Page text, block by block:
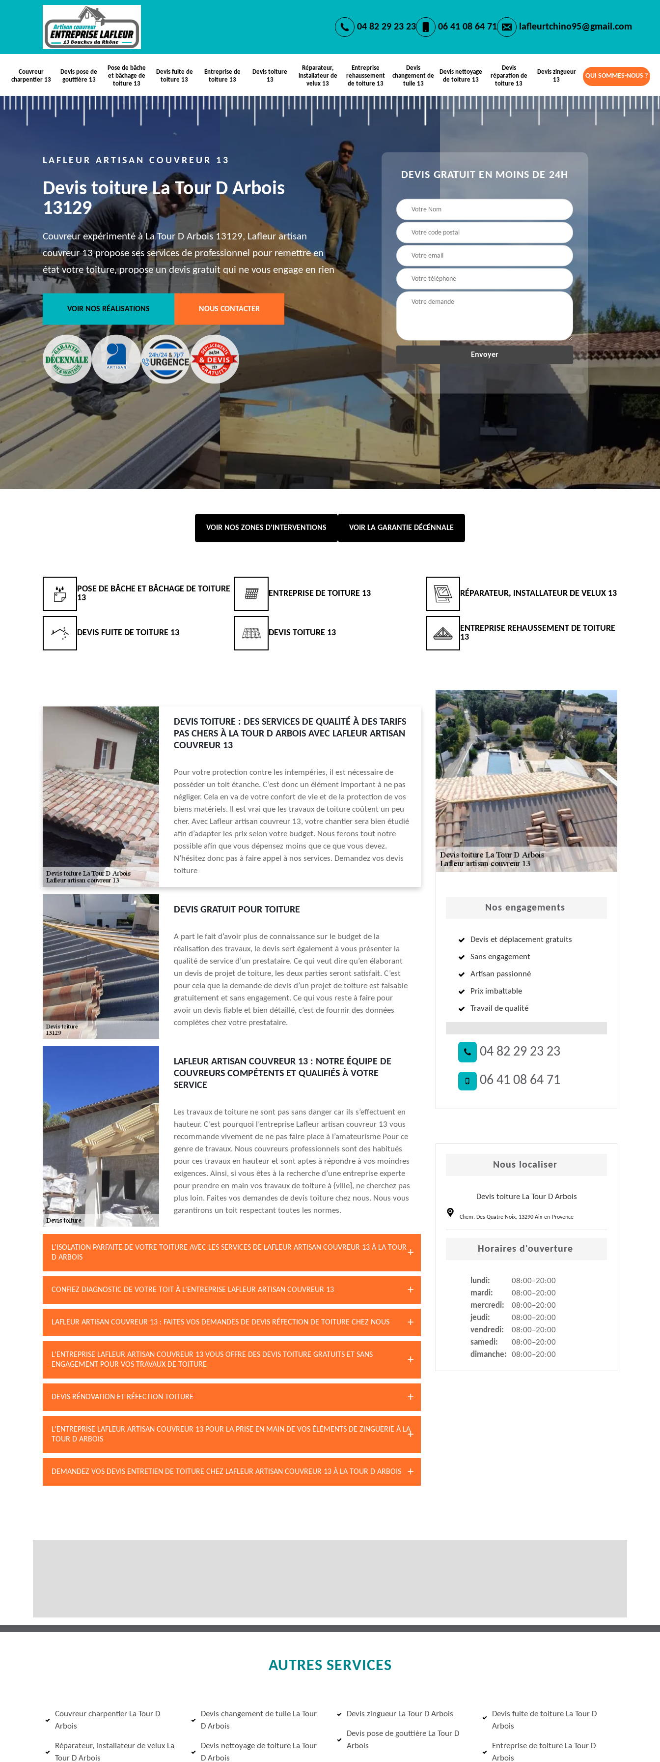
04 82 29 23 23 06 41 08 64 71 lafleurtchino95@gmail.com
Couvreur
charpentier 13
Devis pose de
gouttière 13
Pose de bâche
et bâchage de
toiture 13
Devis fuite de
toiture 13
Entreprise de
toiture 13
Devis toiture
13
Réparateur,
installateur de
velux 13
Entreprise
rehaussement
de toiture 13
Devis
changement de
tuile 13
Devis nettoyage
de toiture 13
Devis
réparation de
toiture 13
Devis zingueur
13
QUI SOMMES-NOUS ?
LAFLEUR ARTISAN COUVREUR 13
Devis toiture La Tour D Arbois
13129
Couvreur expérimenté à La Tour D Arbois 13129, Lafleur artisan
couvreur 13 propose ses services de professionnel pour remettre en
état votre toiture, propose un devis gratuit qui ne vous engage en rien
VOIR NOS RÉALISATIONS NOUS CONTACTER
DEVIS GRATUIT EN MOINS DE 24H
VOIR NOS ZONES D'INTERVENTIONS VOIR LA GARANTIE DÉCÉNNALE
POSE DE BÂCHE ET BÂCHAGE DE TOITURE
13
DEVIS FUITE DE TOITURE 13
ENTREPRISE DE TOITURE 13
DEVIS TOITURE 13
RÉPARATEUR, INSTALLATEUR DE VELUX 13
ENTREPRISE REHAUSSEMENT DE TOITURE
13
DEVIS TOITURE : DES SERVICES DE QUALITÉ À DES TARIFS
PAS CHERS À LA TOUR D ARBOIS AVEC LAFLEUR ARTISAN
COUVREUR 13
Pour votre protection contre les intempéries, il est nécessaire de
posséder un toit étanche. C’est donc un élément important à ne pas
négliger. Cela en va de votre confort de vie et de la protection de vos
biens matériels. Il est vrai que les travaux de toiture coûtent un peu
cher. Avec Lafleur artisan couvreur 13, votre chantier sera bien étudié
afin d’adapter les prix selon votre budget. Nous ferons tout notre
possible afin que vous dépensez moins que ce que vous devez.
N’hésitez donc pas à faire appel à nos services. Demandez vos devis
toiture
DEVIS GRATUIT POUR TOITURE
A part le fait d’avoir plus de connaissance sur le budget de la
réalisation des travaux, le devis sert également à vous présenter la
qualité de service d’un prestataire. Ce qui veut dire qu’en élaborant
un devis de projet de toiture, les deux parties seront satisfait. C’est
pour cela que la demande de devis d’un projet de toiture est faisable
gratuitement et sans engagement. Ce qui vous reste à faire pour
avoir un devis fiable et bien détaillé, c’est de fournir des données
complètes chez votre prestataire.
LAFLEUR ARTISAN COUVREUR 13 : NOTRE ÉQUIPE DE
COUVREURS COMPÉTENTS ET QUALIFIÉS À VOTRE
SERVICE
Les travaux de toiture ne sont pas sans danger car ils s’effectuent en
hauteur. C’est pourquoi l’entreprise Lafleur artisan couvreur 13 vous
recommande vivement de ne pas faire place à l’amateurisme Pour ce
genre de travaux. Nous couvreurs professionnels sont des habitués
pour ces travaux en hauteur et sont aptes à répondre à vos moindres
exigences. Ainsi, si vous êtes à la recherche d’une entreprise experte
pour prendre en main vos travaux de toiture à {ville], ne cherchez pas
plus loin. Faites vos demandes de devis toiture chez nous. Nous vous
garantirons un toit respectant toutes les normes.
L’ISOLATION PARFAITE DE VOTRE TOITURE AVEC LES SERVICES DE LAFLEUR ARTISAN COUVREUR 13 À LA TOUR
D ARBOIS
CONFIEZ DIAGNOSTIC DE VOTRE TOIT À L’ENTREPRISE LAFLEUR ARTISAN COUVREUR 13
LAFLEUR ARTISAN COUVREUR 13 : FAITES VOS DEMANDES DE DEVIS RÉFECTION DE TOITURE CHEZ NOUS
L’ENTREPRISE LAFLEUR ARTISAN COUVREUR 13 VOUS OFFRE DES DEVIS TOITURE GRATUITS ET SANS
ENGAGEMENT POUR VOS TRAVAUX DE TOITURE
DEVIS RÉNOVATION ET RÉFECTION TOITURE
L’ENTREPRISE LAFLEUR ARTISAN COUVREUR 13 POUR LA PRISE EN MAIN DE VOS ÉLÉMENTS DE ZINGUERIE À LA
TOUR D ARBOIS
DEMANDEZ VOS DEVIS ENTRETIEN DE TOITURE CHEZ LAFLEUR ARTISAN COUVREUR 13 À LA TOUR D ARBOIS
Nos engagements
Devis et déplacement gratuits
Sans engagement
Artisan passionné
Prix imbattable
Travail de qualité
04 82 29 23 23
06 41 08 64 71
Nous localiser
Devis toiture La Tour D Arbois
Chem. Des Quatre Noix, 13290 Aix-en-Provence
Horaires d'ouverture
lundi:
08:00–20:00
mardi:
08:00–20:00
mercredi:
08:00–20:00
jeudi:
08:00–20:00
vendredi:
08:00–20:00
samedi:
08:00–20:00
dimanche:
08:00–20:00
AUTRES SERVICES
Couvreur charpentier La Tour D
Arbois
Réparateur, installateur de velux La
Tour D Arbois
Devis changement de tuile La Tour
D Arbois
Devis nettoyage de toiture La Tour
D Arbois
Devis zingueur La Tour D Arbois
Devis pose de gouttière La Tour D
Arbois
Devis fuite de toiture La Tour D
Arbois
Entreprise de toiture La Tour D
Arbois